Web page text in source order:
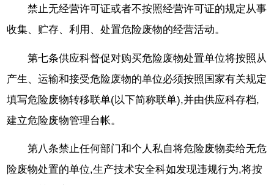
禁止无经营许可证或者不按照经营许可证的规定从事
收集、贮存、利用、处置危险废物的经营活动。
第七条供应科督促对购买危险废物处置单位将按照从
产生、运输和接受危险废物的单位必须按照国家有关规定
填写危险废物转移联单(以下简称联单),并由供应科存档,
建立危险废物管理台帐。
第八条禁止任何部门和个人私自将危险废物卖给无危
险废物处置的单位,生产技术安全科如发现违规行为,将按